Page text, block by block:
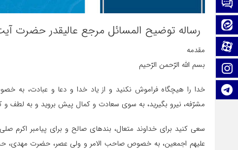
اینستاگرام
تلگرام
رساله توضیح المسائل مرجع عالیقدر حضرت
مقدمه
بسم الله الرّحمن الرّحيم
خدا را هيچ‏گاه فراموش نكنيد و از ياد خدا و دعا و عبادت، به
مشرّفه، نيرو بگيريد، به سوى سعادت و كمال پيش برويد و به لطف و
سعى كنيد براى خداوند متعال، بنده‏اى صالح و براى پيامبر اكرم
عليهم اجمعين، به خصوص صاحب الامر و ولى عصر، حضرت مهدى،